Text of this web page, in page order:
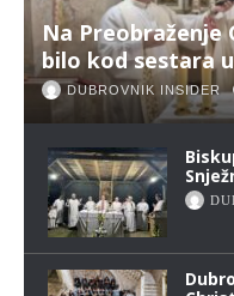
Na Preobraženje
bilo kod sestara
DUBROVNIK INSIDER